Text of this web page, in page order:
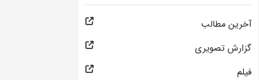
آخرین مطالب
گزارش تصویری
فیلم